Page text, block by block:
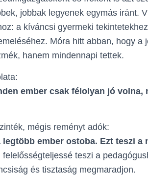
jobbak legyenek egymás iránt.
a kíváncsi gyermeki
Móra hitt abban, hogy a
hanem mindennapi tettek.
ember csak félolyan jó volna,
mégis reményt adók:
ember ostoba. Ezt teszi a
teszi a
és tisztaság megmaradjon.